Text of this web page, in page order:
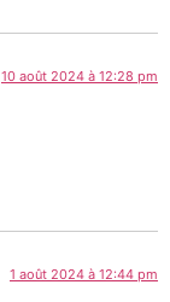
10 août 2024 à 12:28 pm
1 août 2024 à 12:44 pm